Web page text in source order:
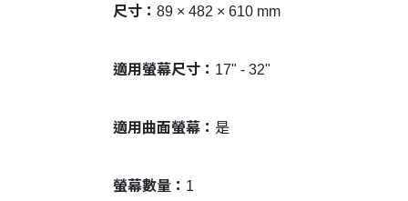
尺寸： 89 × 482 × 610 mm
適用螢幕尺寸： 17" - 32"
適用曲面螢幕： 是
螢幕數量： 1